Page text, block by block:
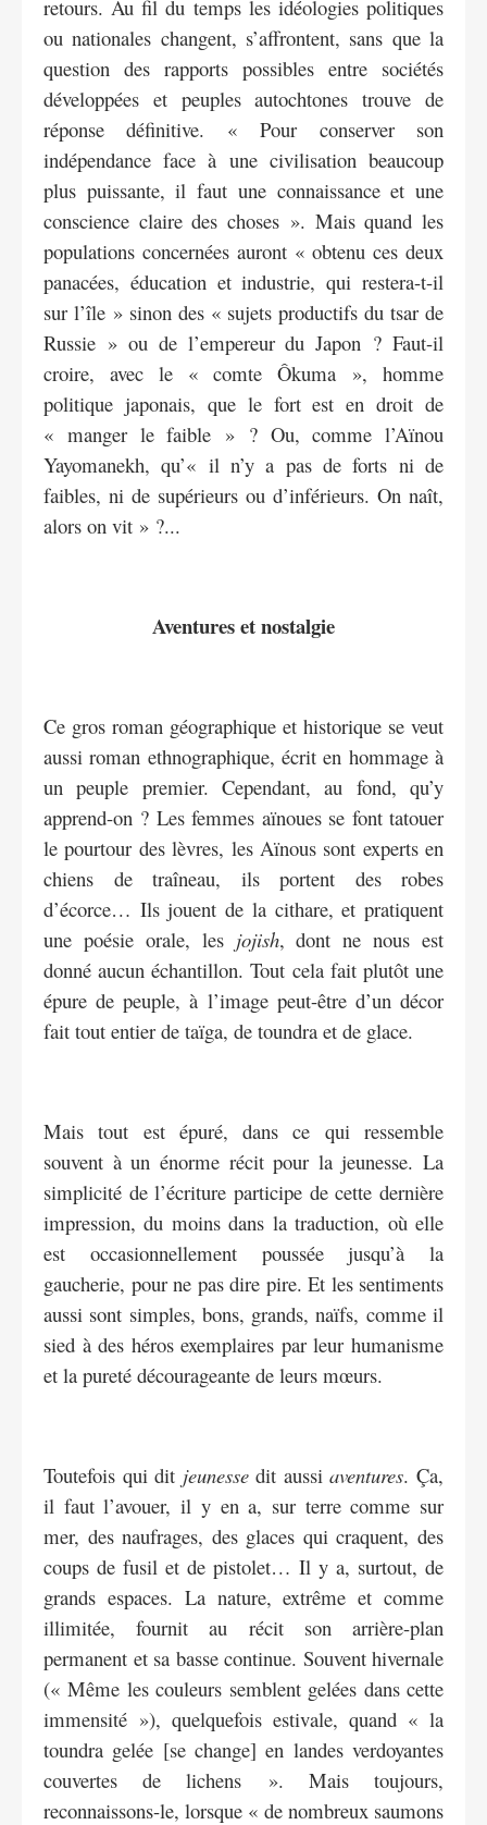
retours. Au fil du temps les idéologies politiques
ou nationales changent, s’affrontent, sans que la
question des rapports possibles entre sociétés
développées et peuples autochtones trouve de
réponse définitive. « Pour conserver son
indépendance face à une civilisation beaucoup
plus puissante, il faut une connaissance et une
conscience claire des choses ». Mais quand les
populations concernées auront « obtenu ces deux
panacées, éducation et industrie, qui restera-t-il
sur l’île » sinon des « sujets productifs du tsar de
Russie » ou de l’empereur du Japon ? Faut-il
croire, avec le « comte Ôkuma », homme
politique japonais, que le fort est en droit de
« manger le faible » ? Ou, comme l’Aïnou
Yayomanekh, qu’« il n’y a pas de forts ni de
faibles, ni de supérieurs ou d’inférieurs. On naît,
alors on vit » ?...
Aventures et nostalgie
Ce gros roman géographique et historique se veut
aussi roman ethnographique, écrit en hommage à
un peuple premier. Cependant, au fond, qu’y
apprend-on ? Les femmes aïnoues se font tatouer
le pourtour des lèvres, les Aïnous sont experts en
chiens de traîneau, ils portent des robes
d’écorce… Ils jouent de la cithare, et pratiquent
une poésie orale, les jojish, dont ne nous est
donné aucun échantillon. Tout cela fait plutôt une
épure de peuple, à l’image peut-être d’un décor
fait tout entier de taïga, de toundra et de glace.
Mais tout est épuré, dans ce qui ressemble
souvent à un énorme récit pour la jeunesse. La
simplicité de l’écriture participe de cette dernière
impression, du moins dans la traduction, où elle
est occasionnellement poussée jusqu’à la
gaucherie, pour ne pas dire pire. Et les sentiments
aussi sont simples, bons, grands, naïfs, comme il
sied à des héros exemplaires par leur humanisme
et la pureté décourageante de leurs mœurs.
Toutefois qui dit jeunessedit aussiaventures. Ça,
il faut l’avouer, il y en a, sur terre comme sur
mer, des naufrages, des glaces qui craquent, des
coups de fusil et de pistolet… Il y a, surtout, de
grands espaces. La nature, extrême et comme
illimitée, fournit au récit son arrière-plan
permanent et sa basse continue. Souvent hivernale
(« Même les couleurs semblent gelées dans cette
immensité »), quelquefois estivale, quand « la
toundra gelée [se change] en landes verdoyantes
couvertes de lichens ». Mais toujours,
reconnaissons-le, lorsque « de nombreux saumons